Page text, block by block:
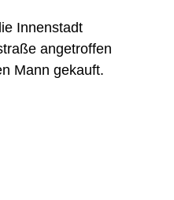
Innenstadt
angetroffen
Mann gekauft.